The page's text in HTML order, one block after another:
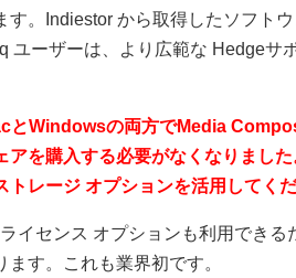
す。Indiestor から取得したソフト
ユーザーは、より広範な Hedge
とWindowsの両方でMedia
アを購入する必要がなくなりまし
レージ オプションを活用してくだ
イセンス オプションも利用でき
す。これも業界初です。